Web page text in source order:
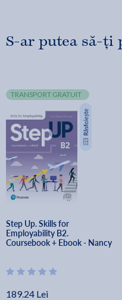
S-ar putea să-ți
TRANSPORT GRATUIT
Step Up. Skills for
Employability B2.
Coursebook + Ebook - Nancy
Robyn Brinks Lockwood,
189.24 Lei